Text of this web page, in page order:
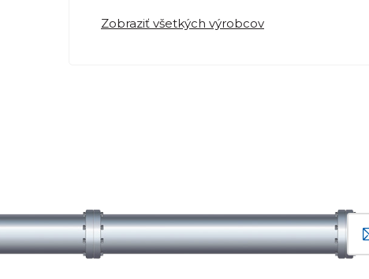
Zobraziť všetkých výrobcov